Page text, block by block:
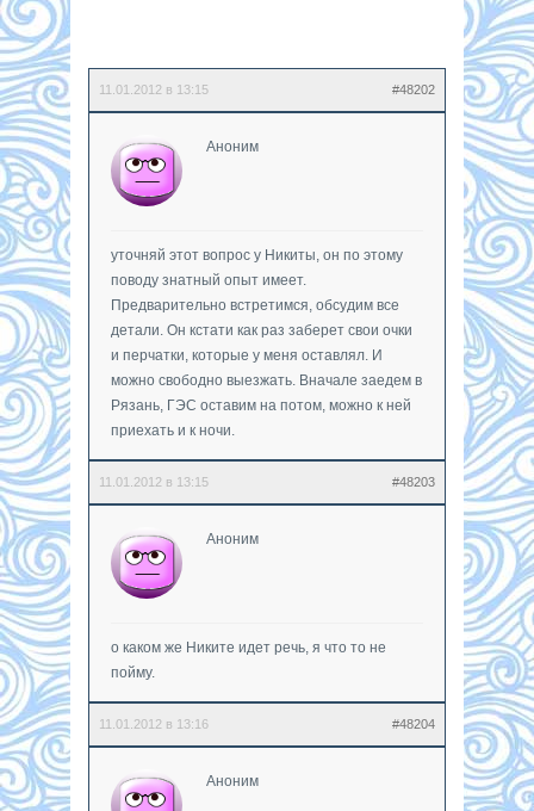
11.01.2012 в 13:15 #48202
Аноним
уточняй этот вопрос у Никиты, он по этому
поводу знатный опыт имеет.
Предварительно встретимся, обсудим все
детали. Он кстати как раз заберет свои очки
и перчатки, которые у меня оставлял. И
можно свободно выезжать. Вначале заедем в
Рязань, ГЭС оставим на потом, можно к ней
приехать и к ночи.
11.01.2012 в 13:15 #48203
Аноним
о каком же Никите идет речь, я что то не
пойму.
11.01.2012 в 13:16 #48204
Аноним